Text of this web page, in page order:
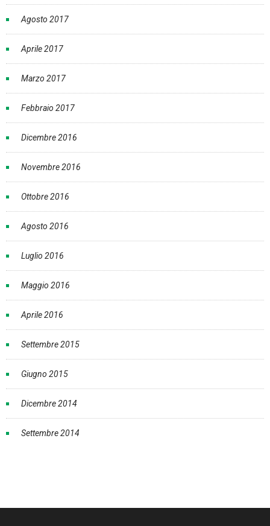
Agosto 2017
Aprile 2017
Marzo 2017
Febbraio 2017
Dicembre 2016
Novembre 2016
Ottobre 2016
Agosto 2016
Luglio 2016
Maggio 2016
Aprile 2016
Settembre 2015
Giugno 2015
Dicembre 2014
Settembre 2014